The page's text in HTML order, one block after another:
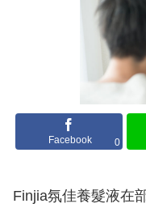
Facebook 0
Finjia氛佳養髮液在